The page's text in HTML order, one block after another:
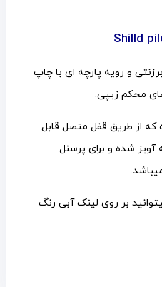
و رویه پارچه ای با چاپ
محکم زیپی.
که از طریق قفل متصل قابل
شده و برای پرسنل
بر روی لینک آبی رنگ